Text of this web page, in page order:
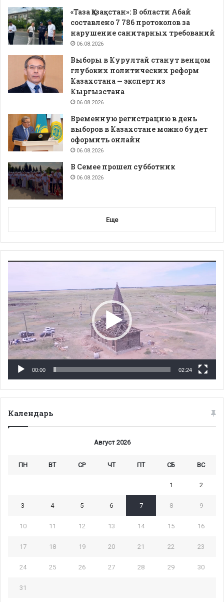
«Таза Қазақстан»: В области Абай
составлено 7 786 протоколов за
нарушение санитарных требований
06.08.2026
Выборы в Курултай станут венцом
глубоких политических реформ
Казахстана — эксперт из
Кыргызстана
06.08.2026
Временную регистрацию в день
выборов в Казахстане можно будет
оформить онлайн
06.08.2026
В Семее прошел субботник
06.08.2026
Еще
00:00 02:24
Календарь
Август 2026
ПН ВТ СР ЧТ ПТ СБ ВС
1 2
3 4 5 6 7 8 9
10 11 12 13 14 15 16
17 18 19 20 21 22 23
24 25 26 27 28 29 30
31